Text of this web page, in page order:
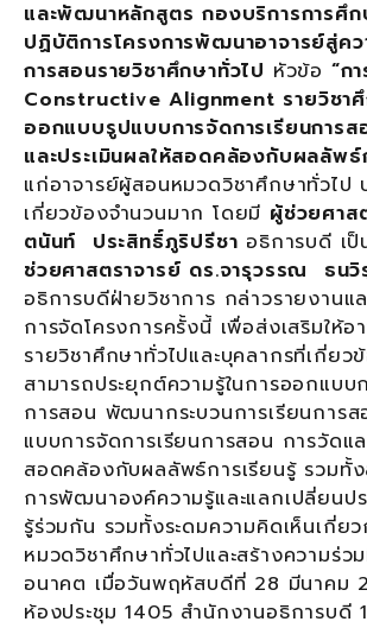
และพัฒนาหลักสูตร กองบริการการศึ
ปฏิบัติการโครงการพัฒนาอาจารย์สู่คว
การสอนรายวิชาศึกษาทั่วไป หัวข้อ “ก
Constructive Alignment รายวิชาศึ
ออกแบบรูปแบบการจัดการเรียนการส
และประเมินผลให้สอดคล้องกับผลลัพธ์
แก่อาจารย์ผู้สอนหมวดวิชาศึกษาทั่วไป
เกี่ยวข้องจำนวนมาก โดยมี ผู้ช่วยศาส
ตนันท์ ประสิทธิ์ภูริปรีชา อธิการบดี เป็
ช่วยศาสตราจารย์ ดร.จารุวรรณ ธนวิ
อธิการบดีฝ่ายวิชาการ กล่าวรายงานแ
การจัดโครงการครั้งนี้ เพื่อส่งเสริมให้อ
รายวิชาศึกษาทั่วไปและบุคลากรที่เกี่ยวข้
สามารถประยุกต์ความรู้ในการออกแบบ
การสอน พัฒนากระบวนการเรียนการ
แบบการจัดการเรียนการสอน การวัดแล
สอดคล้องกับผลลัพธ์การเรียนรู้ รวมทั้ง
การพัฒนาองค์ความรู้และแลกเปลี่ยนป
รู้ร่วมกัน รวมทั้งระดมความคิดเห็นเกี่
หมวดวิชาศึกษาทั่วไปและสร้างความร่ว
อนาคต เมื่อวันพฤหัสบดีที่ 28 มีนาคม
ห้องประชุม 1405 สำนักงานอธิการบดี 1